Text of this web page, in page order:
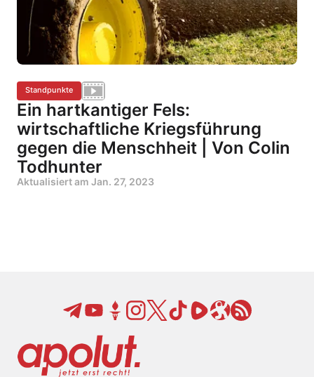
Standpunkte
Ein hartkantiger Fels:
wirtschaftliche Kriegsführung
gegen die Menschheit | Von Colin
Todhunter
Aktualisiert am Jan. 27, 2023